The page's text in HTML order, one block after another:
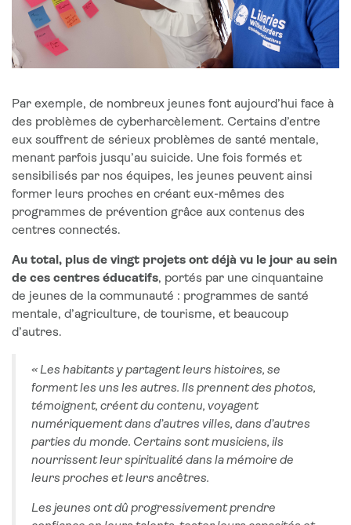
Par exemple, de nombreux jeunes font aujourd’hui face à
des problèmes de cyberharcèlement. Certains d’entre
eux souffrent de sérieux problèmes de santé mentale,
menant parfois jusqu’au suicide. Une fois formés et
sensibilisés par nos équipes, les jeunes peuvent ainsi
former leurs proches en créant eux-mêmes des
programmes de prévention grâce aux contenus des
centres connectés.
Au total, plus de vingt projets ont déjà vu le jour au sein
de ces centres éducatifs, portés par une cinquantaine
de jeunes de la communauté : programmes de santé
mentale, d’agriculture, de tourisme, et beaucoup
d’autres.
« Les habitants y partagent leurs histoires, se
forment les uns les autres. Ils prennent des photos,
témoignent, créent du contenu, voyagent
numériquement dans d’autres villes, dans d’autres
parties du monde. Certains sont musiciens, ils
nourrissent leur spiritualité dans la mémoire de
leurs proches et leurs ancêtres.
Les jeunes ont dû progressivement prendre